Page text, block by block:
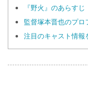
『野火』のあらすじ
監督塚本晋也のプロ
注目のキャスト情報